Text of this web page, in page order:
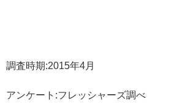
調査時期:2015年4月
アンケート:フレッシャーズ調べ